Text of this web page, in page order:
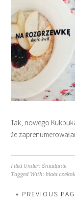
Tak, nowego
że
Filed Under:Śniadanie
Tagged With:biała
« PREVIOUS